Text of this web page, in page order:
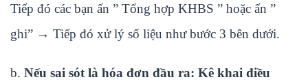
Tiếp đó các bạn ấn ” Tổng hợp KHBS ” hoặc ấn ”
ghi” → Tiếp đó xử lý số liệu như bước 3 bên dưới.
b. Nếu sai sót là hóa đơn đầu ra: Kê khai điều